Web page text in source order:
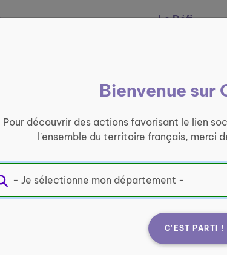
Le Défi
Bienvenue sur
Pour découvrir des actions favorisant le lien
l'ensemble du territoire français, merci
C'EST PARTI !
Vingeanne